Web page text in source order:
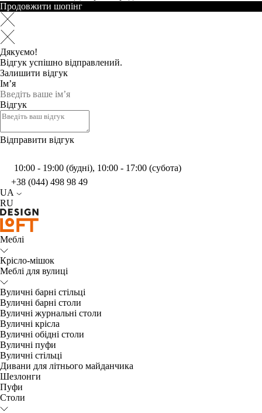
Продовжити шопінг
Дякуємо!
Відгук успішно відправлений.
Залишити відгук
Ім’я
Відгук
Відправити відгук
10:00 - 19:00 (будні), 10:00 - 17:00 (субота)
+38 (044) 498 98 49
UA
RU
Меблі
Крісло-мішок
Меблі для вулиці
Вуличні барні стільці
Вуличні барні столи
Вуличні журнальні столи
Вуличні крісла
Вуличні обідні столи
Вуличні пуфи
Вуличні стільці
Дивани для літнього майданчика
Шезлонги
Пуфи
Столи